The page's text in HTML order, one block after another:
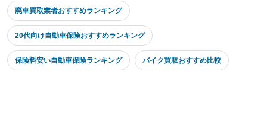
廃車買取業者おすすめランキング
20代向け自動車保険おすすめランキング
保険料安い自動車保険ランキング バイク買取おすすめ比較